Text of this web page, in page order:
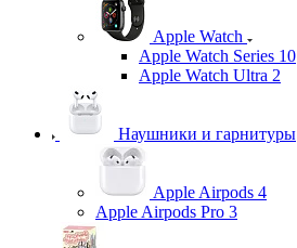
Apple Watch
Apple Watch Series 10
Apple Watch Ultra 2
Наушники и гарнитуры
Apple Airpods 4
Apple Airpods Pro 3